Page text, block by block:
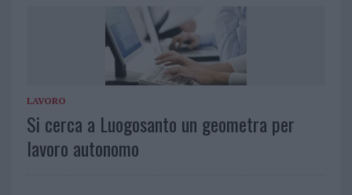
LAVORO
Si cerca a Luogosanto un geometra per
lavoro autonomo